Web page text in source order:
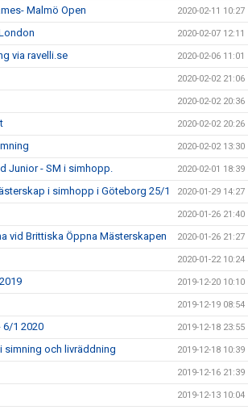
Malmö Open 2020-02-11 10:27
2020-02-07 12:11
via ravelli.se 2020-02-06 11:01
2020-02-02 21:06
2020-02-02 20:36
2020-02-02 20:26
2020-02-02 13:30
Junior - SM i simhopp. 2020-02-01 18:39
i simhopp i Göteborg 25/1 2020-01-29 14:27
2020-01-26 21:40
vid Brittiska Öppna Mästerskapen 2020-01-26 21:27
2020-01-22 10:24
2019-12-20 10:10
2019-12-19 08:54
6/1 2020 2019-12-18 23:55
simning och livräddning 2019-12-18 10:39
2019-12-16 21:39
2019-12-13 10:04